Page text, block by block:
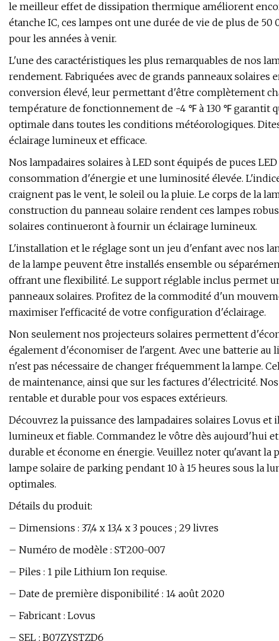
le meilleur effet de dissipation thermique améliorent
étanche IC, ces lampes ont une durée de vie de plus de
pour les années à venir.
L'une des caractéristiques les plus remarquables de nos
rendement. Fabriquées avec de grands panneaux
conversion élevé, leur permettant d'être complètement
température de fonctionnement de -4 ℉ à 130 ℉ garantit
optimale dans toutes les conditions météorologiques.
éclairage lumineux et efficace.
Nos lampadaires solaires à LED sont équipés de puces
consommation d'énergie et une luminosité élevée.
craignent pas le vent, le soleil ou la pluie. Le corps de la
construction du panneau solaire rendent ces lampes
solaires continueront à fournir un éclairage lumineux.
L'installation et le réglage sont un jeu d'enfant avec nos
de la lampe peuvent être installés ensemble ou
offrant une flexibilité. Le support réglable inclus permet
panneaux solaires. Profitez de la commodité d'un
maximiser l'efficacité de votre configuration d'éclairage.
Non seulement nos projecteurs solaires permettent
également d'économiser de l'argent. Avec une batterie
n'est pas nécessaire de changer fréquemment la lampe.
de maintenance, ainsi que sur les factures d'électricité.
rentable et durable pour vos espaces extérieurs.
Découvrez la puissance des lampadaires solaires Lovus
lumineux et fiable. Commandez le vôtre dès aujourd'hui
durable et économe en énergie. Veuillez noter qu'avant
lampe solaire de parking pendant 10 à 15 heures sous la
optimales.
Détails du produit:
– Dimensions : 37,4 x 13,4 x 3 pouces ; 29 livres
– Numéro de modèle : ST200-007
– Piles : 1 pile Lithium Ion requise.
– Date de première disponibilité : 14 août 2020
– Fabricant : Lovus
– SEL : B07ZYSTZD6